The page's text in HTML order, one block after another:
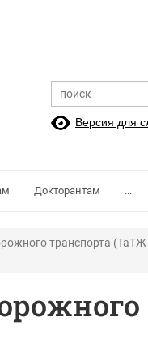
Версия для
Докторантам ...
транспорта